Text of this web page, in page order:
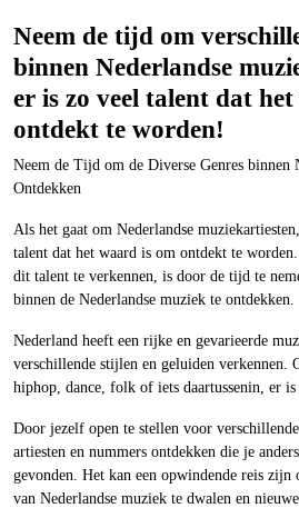
Neem de tijd om
binnen Nederlandse
er is zo veel talent dat
ontdekt te worden!
Neem de Tijd om de Diverse Genres binnen
Ontdekken
Als het gaat om Nederlandse
talent dat het waard is om ontdekt te
dit talent te verkennen, is door de tijd te
binnen de Nederlandse muziek te ontdekken.
Nederland heeft een rijke en gevarieerde
verschillende stijlen en geluiden verkennen.
hiphop, dance, folk of iets daartussenin, er
Door jezelf open te stellen voor
artiesten en nummers ontdekken die je
gevonden. Het kan een opwindende reis zijn
van Nederlandse muziek te dwalen en